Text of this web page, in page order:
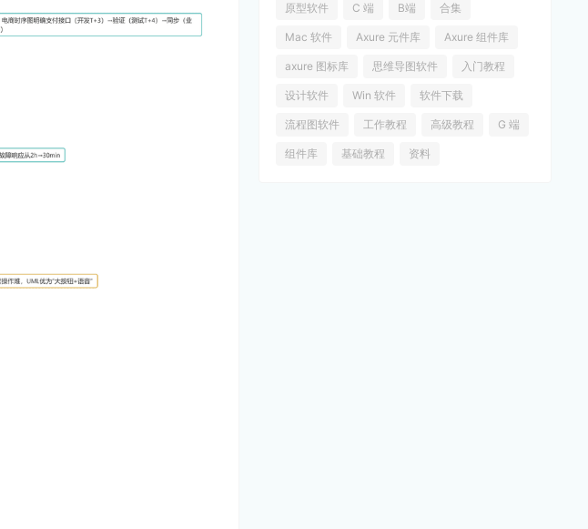
原型软件 C 端 B端 合集
Mac 软件 Axure 元件库 Axure 组件库
axure 图标库 思维导图软件 入门教程
设计软件 Win 软件 软件下载
流程图软件 工作教程 高级教程 G 端
组件库 基础教程 资料